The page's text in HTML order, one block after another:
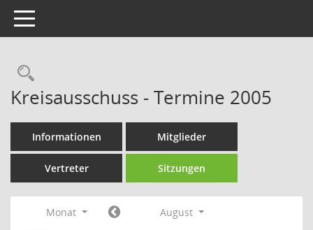
Toggle navigation
Rechercheauswahl
Kreisausschuss - Termine 2005
Informationen Mitglieder
Vertreter Sitzungen
Monat
August